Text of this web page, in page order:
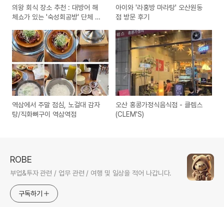
의왕 회식 장소 추천 : 대방어 해
체쇼가 있는 '숙성회공방' 단체 송
아이와 '라홍방 마라탕' 오산원동
점 방문 후기
역삼에서 주말 점심, 노걸대 감자
탕/직화뼈구이 역삼역점
오산 홍콩가정식음식점 - 클렘스
(CLEM'S)
ROBE
부업&투자 관련 / 업무 관련 / 여행 및 일상을 적어 나갑니다.
구독하기